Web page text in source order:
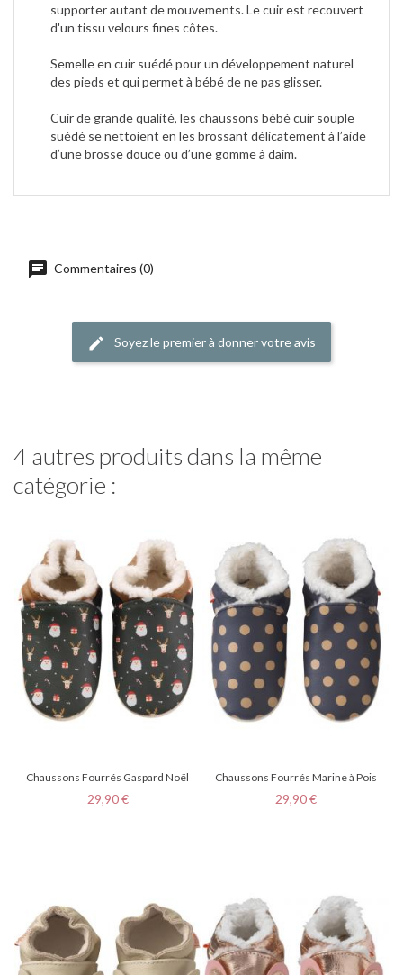
supporter autant de mouvements. Le cuir est recouvert
d'un tissu velours fines côtes.
Semelle en cuir suédé pour un développement naturel
des pieds et qui permet à bébé de ne pas glisser.
Cuir de grande qualité, les chaussons bébé cuir souple
suédé se nettoient en les brossant délicatement à l’aide
d’une brosse douce ou d’une gomme à daim.
Commentaires (0)
Soyez le premier à donner votre avis
4 autres produits dans la même
catégorie :
Chaussons Fourrés Gaspard Noël
Prix
29,90 €
Chaussons Fourrés Marine à Pois
Prix
29,90 €